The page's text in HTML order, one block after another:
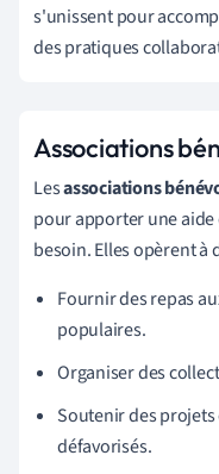
s'unissent pour
des pratiques
Associations
Lesassociations
pour apporter une aide
besoin. Elles opèrent à
Fournir des repas
populaires.
Organiser des
Soutenir des
défavorisés.